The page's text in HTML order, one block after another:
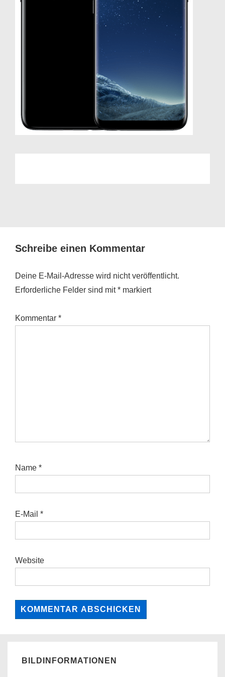
Schreibe einen Kommentar
Deine E-Mail-Adresse wird nicht veröffentlicht.
Erforderliche Felder sind mit* markiert
Kommentar *
Name *
E-Mail *
Website
BILDINFORMATIONEN